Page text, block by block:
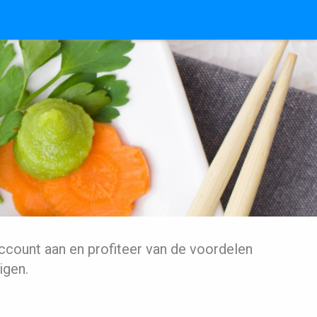
aan en profiteer van de voordelen